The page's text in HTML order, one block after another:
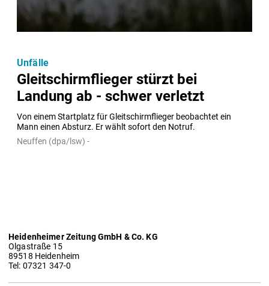
Gleitschirmflieger stürzt bei
Landung ab - schwer verletzt
Von einem Startplatz für Gleitschirmflieger beobachtet ein
Mann einen Absturz. Er wählt sofort den Notruf.
Unfälle
Neuffen (dpa/lsw) -
Heidenheimer Zeitung GmbH & Co. KG
Olgastraße 15
89518 Heidenheim
Tel: 07321 347-0